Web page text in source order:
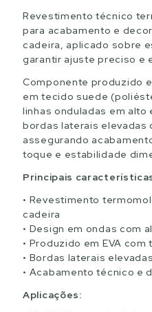
Revestimento técnico
para acabamento e
cadeira, aplicado sobre
garantir ajuste preciso e
Componente produzido
em tecido suede
linhas onduladas em alto
bordas laterais elevadas
assegurando
toque e estabilidade
Principais
Revestimento
cadeira
Design em ondas com
Produzido em EVA
Bordas laterais
Acabamento técnico e
Aplicações: